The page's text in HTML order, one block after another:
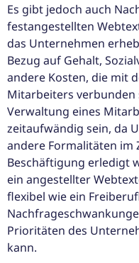
Es gibt jedoch auch
festangestellten
das Unternehmen
Bezug auf Gehalt,
andere Kosten, die mit
Mitarbeiters verbunden
Verwaltung eines
zeitaufwändig sein, da
andere Formalitäten im
Beschäftigung erledigt
ein angestellter
flexibel wie ein
Prioritäten des
kann.